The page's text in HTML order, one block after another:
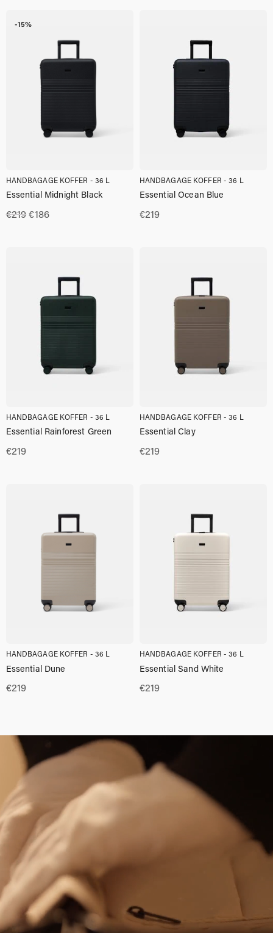
-15%
HANDBAGAGE KOFFER - 36 L
€219Oorspronkelijke
€186Huidige
Essential Midnight Black
HANDBAGAGE KOFFER - 36 L
€219
Essential Ocean Blue
HANDBAGAGE KOFFER - 36 L
€219
Essential Rainforest Green
HANDBAGAGE KOFFER - 36 L
€219
Essential Clay
HANDBAGAGE KOFFER - 36 L
€219
Essential Dune
HANDBAGAGE KOFFER - 36 L
€219
Essential Sand White